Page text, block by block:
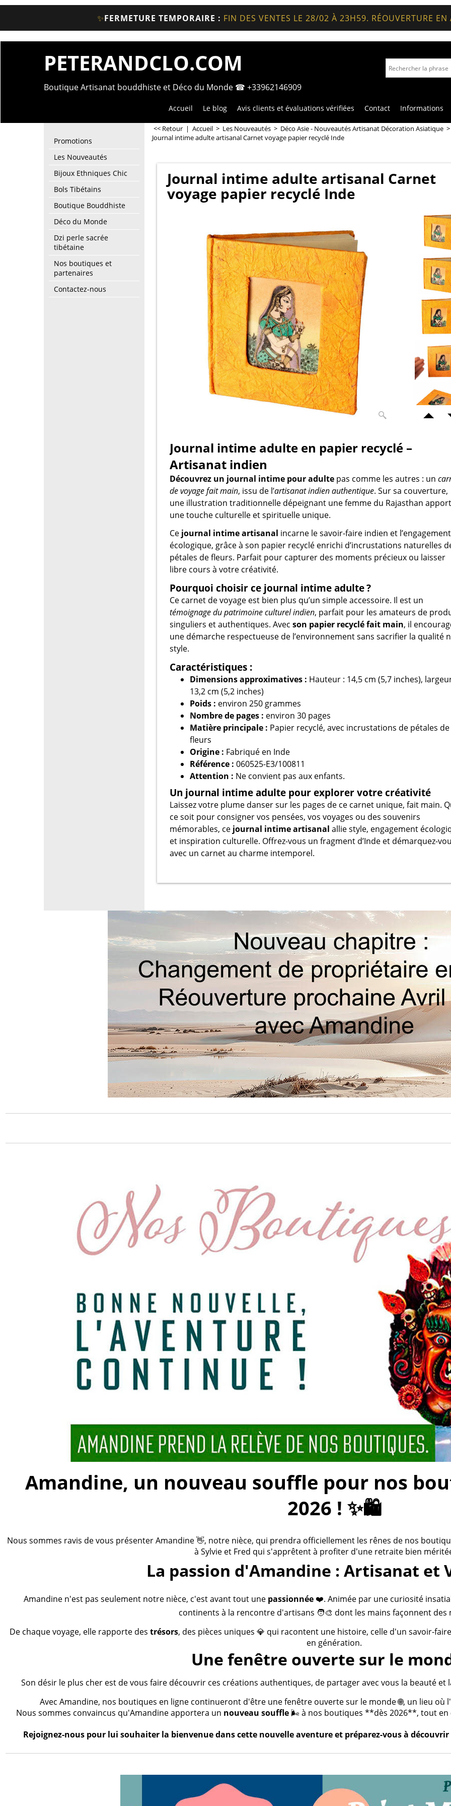
✨FERMETURE TEMPORAIRE : FIN DES VENTES LE 28/02 À 23H59. RÉOUVERTURE
PETERANDCLO.COM
Boutique Artisanat bouddhiste et Déco du Monde ☎ +33962146909
Accueil Le blog Avis clients et évaluations vérifiées Contact Informations
Promotions
Les Nouveautés
Bijoux Ethniques Chic
Bols Tibétains
Boutique Bouddhiste
Déco du Monde
Dzi perle sacrée
tibétaine
Nos boutiques et
partenaires
Contactez-nous
<< Retour | Accueil > Les Nouveautés > Déco Asie - Nouveautés Artisanat Décoration Asiatique >
Journal intime adulte artisanal Carnet voyage papier recyclé Inde
Journal intime adulte artisanal Carnet
voyage papier recyclé Inde
Journal intime adulte en papier recyclé –
Artisanat indien
Découvrez un journal intime pour adulte pas comme les autres : un
de voyage fait main, issu de l’artisanat indien authentique. Sur sa couverture,
une illustration traditionnelle dépeignant une femme du Rajasthan
une touche culturelle et spirituelle unique.
Ce journal intime artisanal incarne le savoir-faire indien et l’engagement
écologique, grâce à son papier recyclé enrichi d’incrustations naturelles
pétales de fleurs. Parfait pour capturer des moments précieux ou laisser
libre cours à votre créativité.
Pourquoi choisir ce journal intime adulte ?
Ce carnet de voyage est bien plus qu’un simple accessoire. Il est un
témoignage du patrimoine culturel indien, parfait pour les amateurs de
singuliers et authentiques. Avec son papier recyclé fait main, il
une démarche respectueuse de l’environnement sans sacrifier la qualité
style.
Caractéristiques :
Dimensions approximatives : Hauteur : 14,5 cm (5,7 inches),
13,2 cm (5,2 inches)
Poids : environ 250 grammes
Nombre de pages : environ 30 pages
Matière principale : Papier recyclé, avec incrustations de pétales de
fleurs
Origine : Fabriqué en Inde
Référence : 060525-E3/100811
Attention : Ne convient pas aux enfants.
Un journal intime adulte pour explorer votre créativité
Laissez votre plume danser sur les pages de ce carnet unique, fait main.
ce soit pour consigner vos pensées, vos voyages ou des souvenirs
mémorables, ce journal intime artisanal allie style, engagement
et inspiration culturelle. Offrez-vous un fragment d’Inde et démarquez-
avec un carnet au charme intemporel.
Amandine, un nouveau souffle pour nos
2026 ! ✨🛍️
Nous sommes ravis de vous présenter Amandine 👋, notre nièce, qui prendra officiellement les rênes de nos
à Sylvie et Fred qui s'apprêtent à profiter d'une retraite bien
La passion d'Amandine : Artisanat et
Amandine n'est pas seulement notre nièce, c'est avant tout une passionnée❤️. Animée par une curiosité
continents à la rencontre d'artisans 🧑‍🎨 dont les mains façonnent des
De chaque voyage, elle rapporte des trésors, des pièces uniques 💎 qui racontent une histoire, celle d'un savoir-
en génération.
Une fenêtre ouverte sur le
Son désir le plus cher est de vous faire découvrir ces créations authentiques, de partager avec vous la beauté
Avec Amandine, nos boutiques en ligne continueront d'être une fenêtre ouverte sur le monde 🌐, un lieu
Nous sommes convaincus qu'Amandine apportera un nouveau souffle🌬️ à nos boutiques **dès 2026**, tout en
Rejoignez-nous pour lui souhaiter la bienvenue dans cette nouvelle aventure et préparez-vous à